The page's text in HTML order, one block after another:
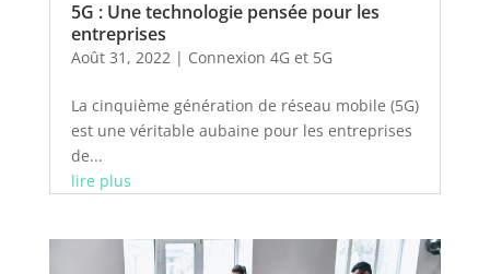
5G : Une technologie pensée pour les
entreprises
Août 31, 2022 | Connexion 4G et 5G
La cinquième génération de réseau mobile (5G)
est une véritable aubaine pour les entreprises
de...
lire plus